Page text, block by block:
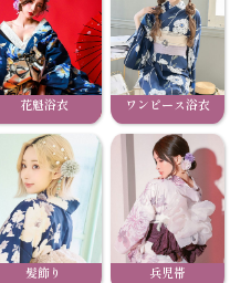
花魁浴衣 ワンピース浴衣
髪飾り 兵児帯